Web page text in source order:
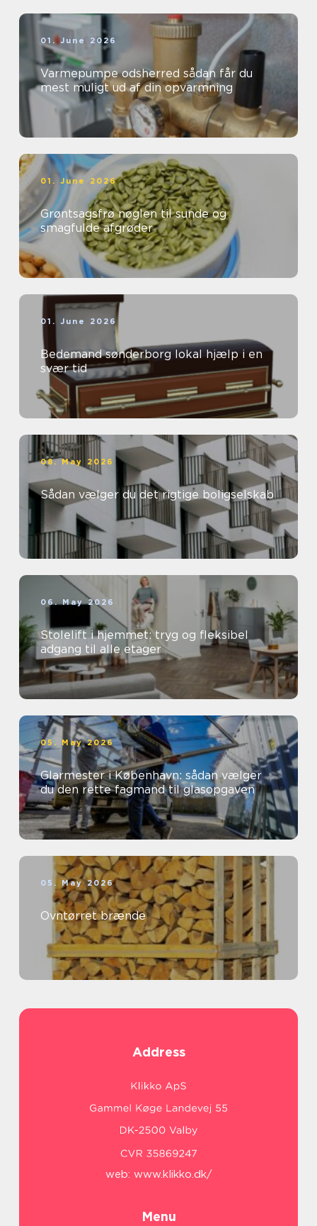
01. June 2026
Varmepumpe odsherred sådan får du
mest muligt ud af din opvarmning
01. June 2026
Grøntsagsfrø nøglen til sunde og
smagfulde afgrøder
01. June 2026
Bedemand sønderborg lokal hjælp i en
svær tid
08. May 2026
Sådan vælger du det rigtige boligselskab
06. May 2026
Stolelift i hjemmet: tryg og fleksibel
adgang til alle etager
05. May 2026
Glarmester i København: sådan vælger
du den rette fagmand til glasopgaven
05. May 2026
Ovntørret brænde
Address
web: www.klikko.dk/
Menu